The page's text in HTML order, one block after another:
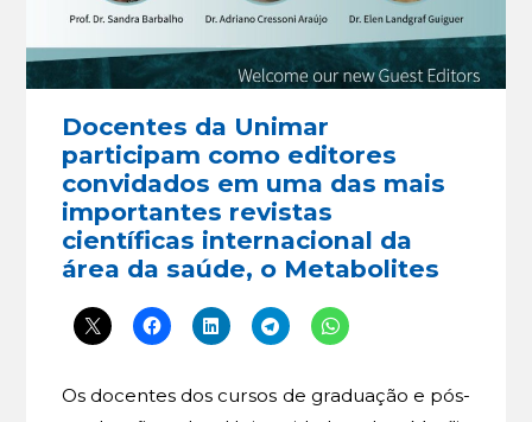
Docentes da Unimar
participam como editores
convidados em uma das mais
importantes revistas
científicas internacional da
área da saúde, o Metabolites
Os docentes dos cursos de graduação e pós-